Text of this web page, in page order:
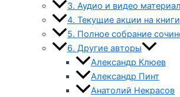
3. Аудио и видео
4. Текущие акции на книги
5. Полное собрание
6. Другие авторы
Александр Клюев
Александр Пинт
Анатолий Некрасов